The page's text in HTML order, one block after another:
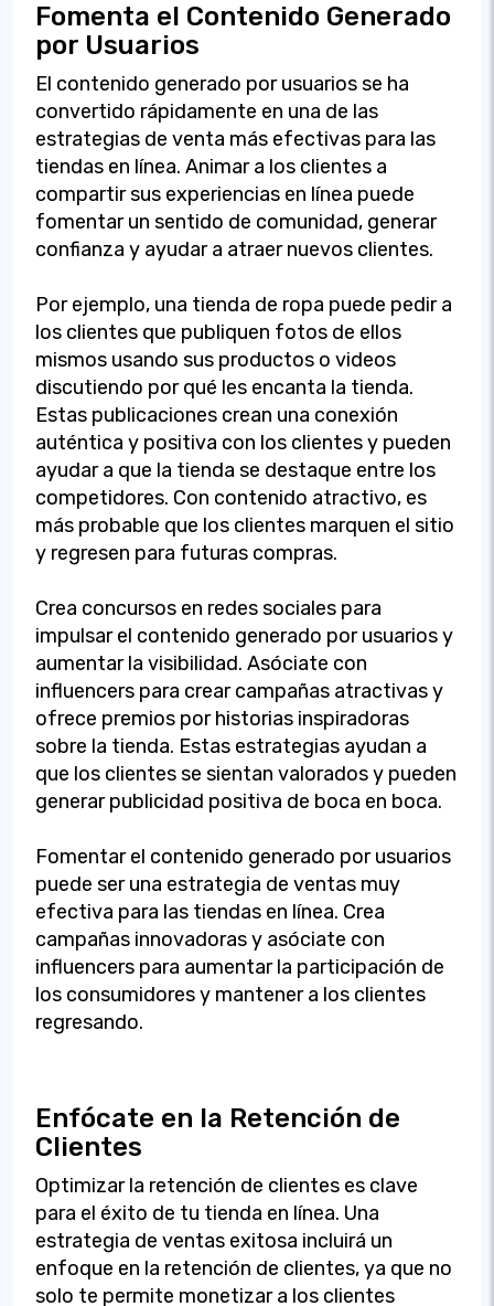
Fomenta el Contenido Generado
por Usuarios
El contenido generado por usuarios se ha
convertido rápidamente en una de las
estrategias de venta más efectivas para las
tiendas en línea. Animar a los clientes a
compartir sus experiencias en línea puede
fomentar un sentido de comunidad, generar
confianza y ayudar a atraer nuevos clientes.
Por ejemplo, una tienda de ropa puede pedir a
los clientes que publiquen fotos de ellos
mismos usando sus productos o videos
discutiendo por qué les encanta la tienda.
Estas publicaciones crean una conexión
auténtica y positiva con los clientes y pueden
ayudar a que la tienda se destaque entre los
competidores. Con contenido atractivo, es
más probable que los clientes marquen el sitio
y regresen para futuras compras.
Crea concursos en redes sociales para
impulsar el contenido generado por usuarios y
aumentar la visibilidad. Asóciate con
influencers para crear campañas atractivas y
ofrece premios por historias inspiradoras
sobre la tienda. Estas estrategias ayudan a
que los clientes se sientan valorados y pueden
generar publicidad positiva de boca en boca.
Fomentar el contenido generado por usuarios
puede ser una estrategia de ventas muy
efectiva para las tiendas en línea. Crea
campañas innovadoras y asóciate con
influencers para aumentar la participación de
los consumidores y mantener a los clientes
regresando.
Enfócate en la Retención de
Clientes
Optimizar la retención de clientes es clave
para el éxito de tu tienda en línea. Una
estrategia de ventas exitosa incluirá un
enfoque en la retención de clientes, ya que no
solo te permite monetizar a los clientes